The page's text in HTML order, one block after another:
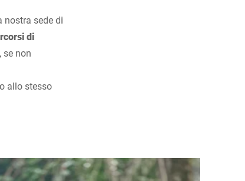
nostra sede di
di
se non
allo stesso